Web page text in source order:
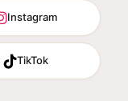
Instagram
TikTok